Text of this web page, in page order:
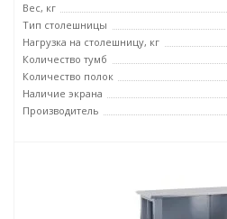
Вес, кг
Тип столешницы
Нагрузка на столешницу, кг
Количество тумб
Количество полок
Наличие экрана
Производитель